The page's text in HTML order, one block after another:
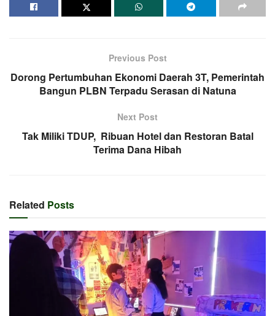
Previous Post
Dorong Pertumbuhan Ekonomi Daerah 3T, Pemerintah
Bangun PLBN Terpadu Serasan di Natuna
Next Post
Tak Miliki TDUP, Ribuan Hotel dan Restoran Batal
Terima Dana Hibah
Related Posts